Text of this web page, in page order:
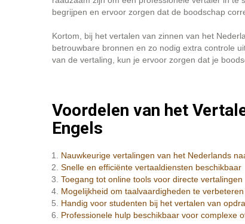
begrijpen en ervoor zorgen dat de boodschap
Kortom, bij het vertalen van zinnen van het
betrouwbare bronnen en zo nodig extra controle
van de vertaling, kun je ervoor zorgen dat je
Voordelen van het
Engels
Nauwkeurige vertalingen van het Nederlands
Snelle en efficiënte vertaaldiensten beschikbaar
Toegang tot online tools voor directe vertalingen
Mogelijkheid om taalvaardigheden te
Handig voor studenten bij het vertalen van
Professionele hulp beschikbaar voor complexe